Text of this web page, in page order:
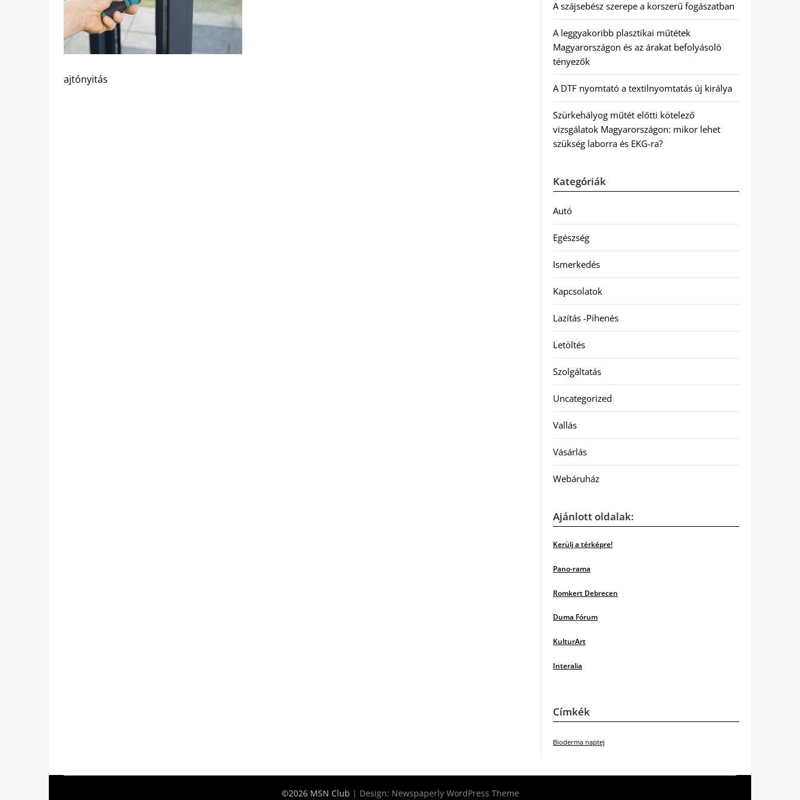
ajtónyitás
A szájsebész szerepe a korszerű fogászatban
A leggyakoribb plasztikai műtétek
Magyarországon és az árakat befolyásoló
tényezők
A DTF nyomtató a textilnyomtatás új királya
Szürkehályog műtét előtti kötelező
vizsgálatok Magyarországon: mikor lehet
szükség laborra és EKG-ra?
Kategóriák
Autó
Egészség
Ismerkedés
Kapcsolatok
Lazítás -Pihenés
Letöltés
Szolgáltatás
Uncategorized
Vallás
Vásárlás
Webáruház
Ajánlott oldalak:
Kerülj a térképre!
Pano-rama
Romkert Debrecen
Duma Fórum
KulturArt
Interalia
Címkék
Bioderma naptej
©2026 MSN Club | Design: Newspaperly WordPress Theme